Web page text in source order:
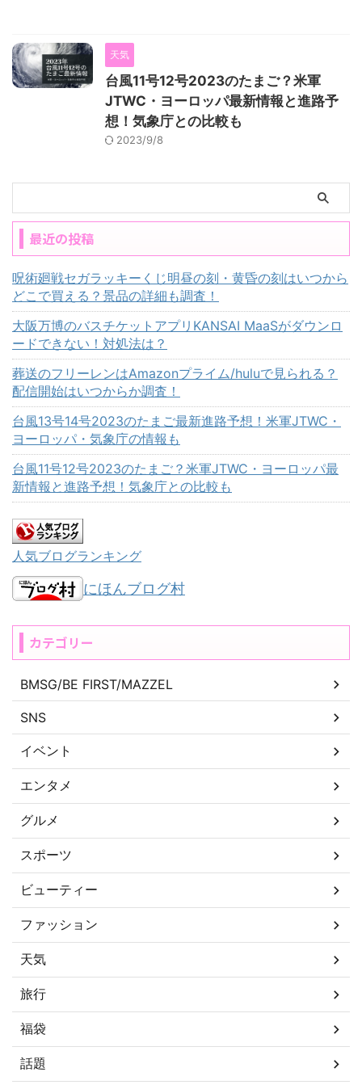
天気
台風11号12号2023のたまご？米軍
JTWC・ヨーロッパ最新情報と進路予
想！気象庁との比較も
2023/9/8
最近の投稿
呪術廻戦セガラッキーくじ明昼の刻・黄昏の刻はいつから
どこで買える？景品の詳細も調査！
大阪万博のバスチケットアプリKANSAI MaaSがダウンロ
ードできない！対処法は？
葬送のフリーレンはAmazonプライム/huluで見られる？
配信開始はいつからか調査！
台風13号14号2023のたまご最新進路予想！米軍JTWC・
ヨーロッパ・気象庁の情報も
台風11号12号2023のたまご？米軍JTWC・ヨーロッパ最
新情報と進路予想！気象庁との比較も
人気ブログランキング
にほんブログ村
カテゴリー
BMSG/BE FIRST/MAZZEL
SNS
イベント
エンタメ
グルメ
スポーツ
ビューティー
ファッション
天気
旅行
福袋
話題